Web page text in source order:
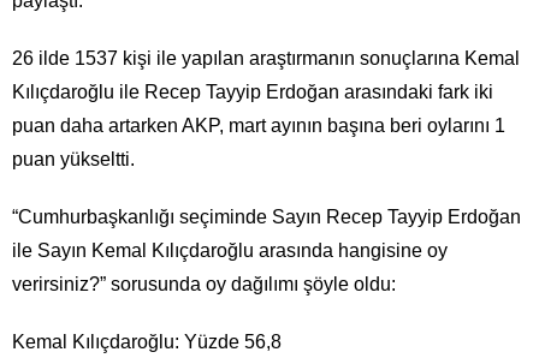
26 ilde 1537 kişi ile yapılan araştırmanın sonuçlarına Kemal
Kılıçdaroğlu ile Recep Tayyip Erdoğan arasındaki fark iki
puan daha artarken AKP, mart ayının başına beri oylarını 1
puan yükseltti.
“Cumhurbaşkanlığı seçiminde Sayın Recep Tayyip Erdoğan
ile Sayın Kemal Kılıçdaroğlu arasında hangisine oy
verirsiniz?” sorusunda oy dağılımı şöyle oldu:
Kemal Kılıçdaroğlu: Yüzde 56,8